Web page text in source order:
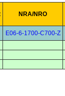
NRA/NRO
E06-6-1700-C700-Z